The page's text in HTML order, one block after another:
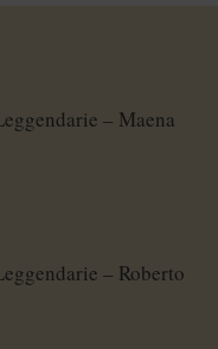
– Maena
– Roberto